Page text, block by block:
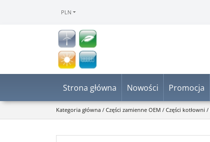
PLN
Strona główna Nowości Promocja
Kategoria główna / Części zamienne OEM / Części kotłowni /